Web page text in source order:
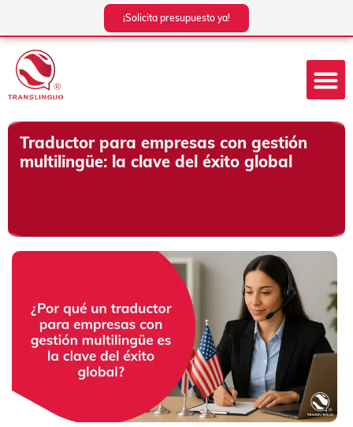
contenido
¡Solicita presupuesto ya!
Traductor para empresas con gestión
multilingüe: la clave del éxito global